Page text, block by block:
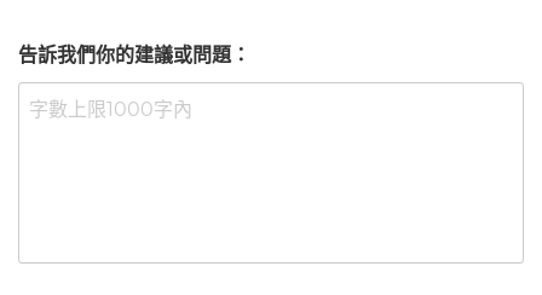
告訴我們你的建議或問題：